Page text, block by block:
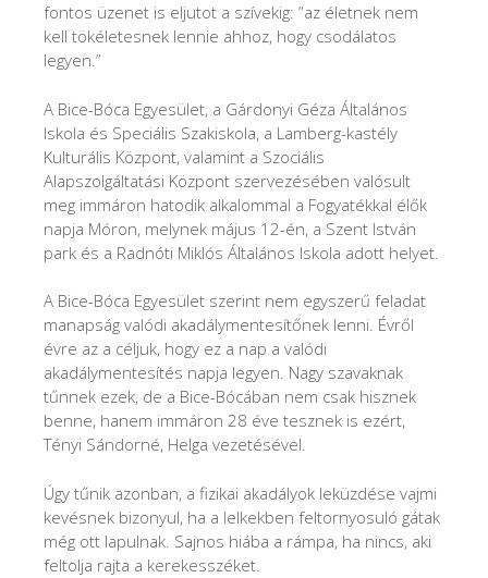
fontos üzenet is eljutot a szívekig: ‎”az életnek nem
kell tökéletesnek lennie ahhoz, hogy csodálatos
legyen.”
A Bice-Bóca Egyesület, a Gárdonyi Géza Általános
Iskola és Speciális Szakiskola, a Lamberg-kastély
Kulturális Központ, valamint a Szociális
Alapszolgáltatási Központ szervezésében valósult
meg immáron hatodik alkalommal a Fogyatékkal élők
napja Móron, melynek május 12-én, a Szent István
park és a Radnóti Miklós Általános Iskola adott helyet.
A Bice-Bóca Egyesület szerint nem egyszerű feladat
manapság valódi akadálymentesítőnek lenni. Évről
évre az a céljuk, hogy ez a nap a valódi
akadálymentesítés napja legyen. Nagy szavaknak
tűnnek ezek, de a Bice-Bócában nem csak hisznek
benne, hanem immáron 28 éve tesznek is ezért,
Tényi Sándorné, Helga vezetésével.
Úgy tűnik azonban, a fizikai akadályok leküzdése vajmi
kevésnek bizonyul, ha a lelkekben feltornyosuló gátak
még ott lapulnak. Sajnos hiába a rámpa, ha nincs, aki
feltolja rajta a kerekesszéket.